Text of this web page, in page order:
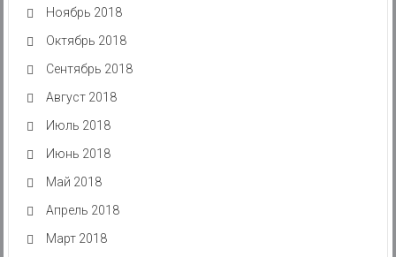
Ноябрь 2018
Октябрь 2018
Сентябрь 2018
Август 2018
Июль 2018
Июнь 2018
Май 2018
Апрель 2018
Март 2018